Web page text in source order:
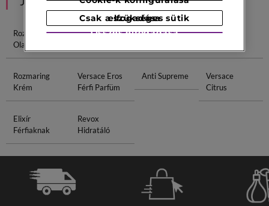
Rozmaring
Olaj
Tonik
Parfüm
Rozmaring
Rozmaring
Krém
Versace Eros
Férfi Parfüm
Anti Supreme
Versace
Citrus
Elixír
Férfiaknak
Revox
Hidratáló
Csak a szükséges sütik elfogadása
Összes elfogadása